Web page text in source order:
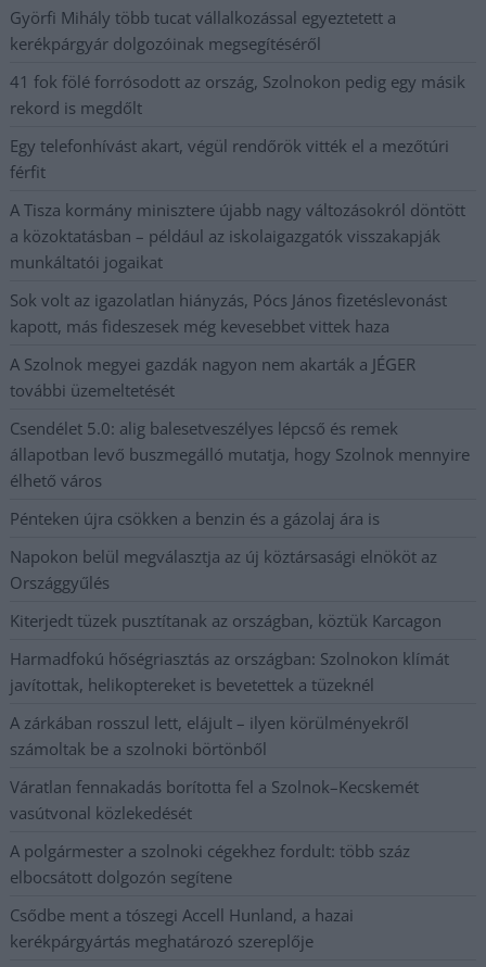
Györfi Mihály több tucat vállalkozással egyeztetett a
kerékpárgyár dolgozóinak megsegítéséről
41 fok fölé forrósodott az ország, Szolnokon pedig egy másik
rekord is megdőlt
Egy telefonhívást akart, végül rendőrök vitték el a mezőtúri
férfit
A Tisza kormány minisztere újabb nagy változásokról döntött
a közoktatásban – például az iskolaigazgatók visszakapják
munkáltatói jogaikat
Sok volt az igazolatlan hiányzás, Pócs János fizetéslevonást
kapott, más fideszesek még kevesebbet vittek haza
A Szolnok megyei gazdák nagyon nem akarták a JÉGER
további üzemeltetését
Csendélet 5.0: alig balesetveszélyes lépcső és remek
állapotban levő buszmegálló mutatja, hogy Szolnok mennyire
élhető város
Pénteken újra csökken a benzin és a gázolaj ára is
Napokon belül megválasztja az új köztársasági elnököt az
Országgyűlés
Kiterjedt tüzek pusztítanak az országban, köztük Karcagon
Harmadfokú hőségriasztás az országban: Szolnokon klímát
javítottak, helikoptereket is bevetettek a tüzeknél
A zárkában rosszul lett, elájult – ilyen körülményekről
számoltak be a szolnoki börtönből
Váratlan fennakadás borította fel a Szolnok–Kecskemét
vasútvonal közlekedését
A polgármester a szolnoki cégekhez fordult: több száz
elbocsátott dolgozón segítene
Csődbe ment a tószegi Accell Hunland, a hazai
kerékpárgyártás meghatározó szereplője